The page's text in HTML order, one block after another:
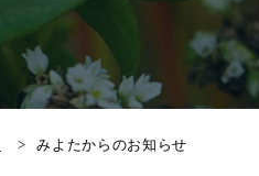
みよたからのお知らせ